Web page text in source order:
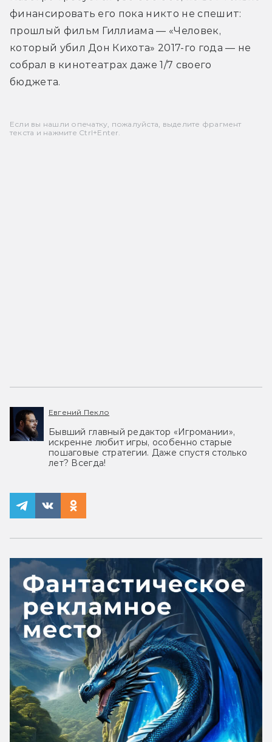
финансировать его пока никто не спешит:
прошлый фильм Гиллиама — «Человек,
который убил Дон Кихота» 2017-го года — не
собрал в кинотеатрах даже 1/7 своего
бюджета.
Если вы нашли опечатку, пожалуйста, выделите фрагмент
текста и нажмите Ctrl+Enter.
Евгений Пекло
Бывший главный редактор «Игромании»,
искренне любит игры, особенно старые
пошаговые стратегии. Даже спустя столько
лет? Всегда!